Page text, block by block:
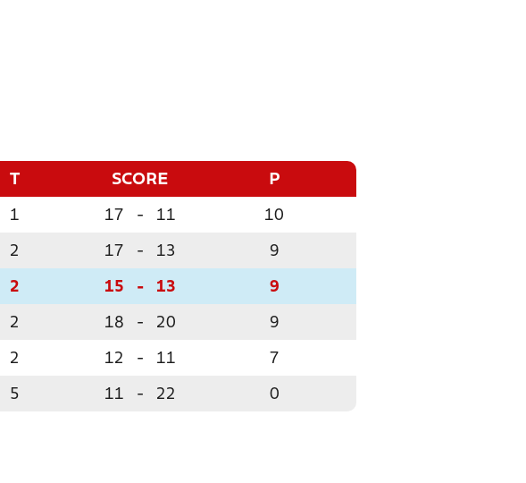
T SCORE P
1 17 - 11 10
2 17 - 13 9
2 15 - 13 9
2 18 - 20 9
2 12 - 11 7
5 11 - 22 0